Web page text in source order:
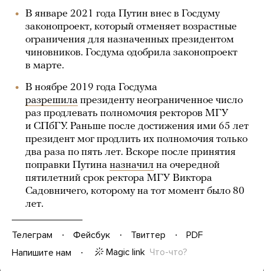
В январе 2021 года Путин внес в Госдуму
законопроект, который отменяет возрастные
ограничения для назначенных президентом
чиновников. Госдума одобрила законопроект
в марте.
В ноябре 2019 года Госдума
разрешила президенту неограниченное число
раз продлевать полномочия ректоров МГУ
и СПбГУ. Раньше после достижения ими 65 лет
президент мог продлить их полномочия только
два раза по пять лет. Вскоре после принятия
поправки Путина назначил на очередной
пятилетний срок ректора МГУ Виктора
Садовничего, которому на тот момент было 80
лет.
Телеграм Фейсбук Твиттер
PDF
Напишите нам
Magic link Что-что?